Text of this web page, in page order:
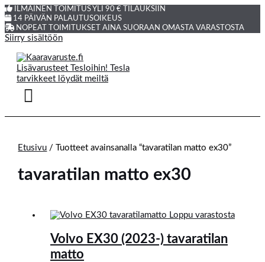
ILMAINEN TOIMITUS YLI 90 € TILAUKSIIN
14 PÄIVÄN PALAUTUSOIKEUS
NOPEAT TOIMITUKSET AINA SUORAAN OMASTA VARASTOSTA
Siirry sisältöön
Etusivu / Tuotteet avainsanalla “tavaratilan matto ex30”
tavaratilan matto ex30
Loppu varastosta
Volvo EX30 (2023-) tavaratilan
matto